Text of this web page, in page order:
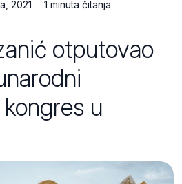
2021 1 minuta čitanja
otputovao
u